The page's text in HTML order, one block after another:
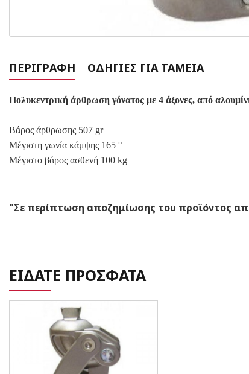
ΠΕΡΙΓΡΑΦΉ ΟΔΗΓΊΕΣ ΓΙΑ ΤΑΜΕΊΑ
Πολυκεντρική άρθρωση γόνατος με 4 άξονες, από
Βάρος άρθρωσης 507 gr
Μέγιστη γωνία κάμψης 165 °
Μέγιστο βάρος ασθενή 100 kg
"Σε περίπτωση αποζημίωσης του προϊόντος
ΕΙΔΑΤΕ ΠΡΟΣΦΑΤΑ